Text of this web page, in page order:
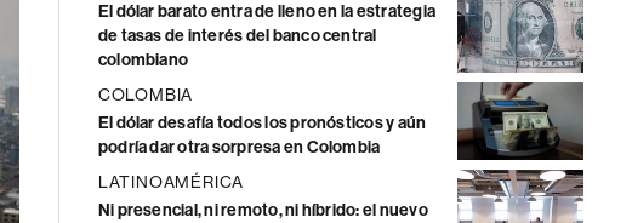
El dólar barato entra de lleno en la estrategia
de tasas de interés del banco central
colombiano
COLOMBIA
El dólar desafía todos los pronósticos y aún
podría dar otra sorpresa en Colombia
LATINOAMÉRICA
Ni presencial, ni remoto, ni híbrido: el nuevo